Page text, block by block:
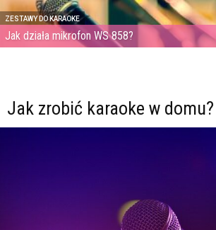
ZESTAWY DO KARAOKE
Jak działa mikrofon WS 858?
Jak zrobić karaoke w domu?